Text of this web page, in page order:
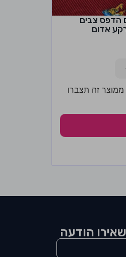
הדפס צבים
אדום
ממוצר זה תצברו
הודעה